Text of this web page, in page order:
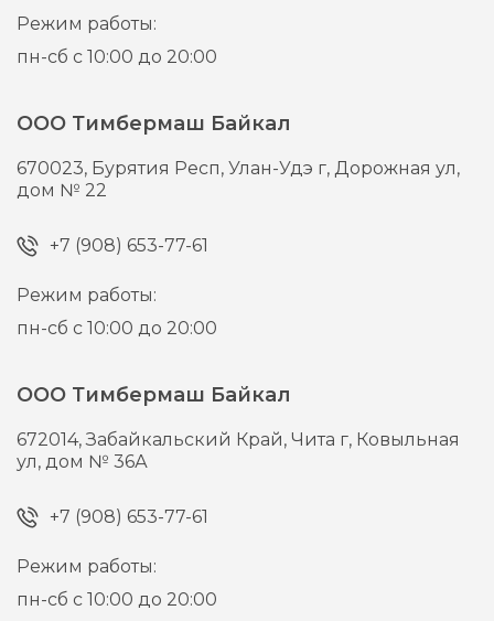
Режим работы:
пн-сб с 10:00 до 20:00
ООО Тимбермаш Байкал
670023, Бурятия Респ, Улан-Удэ г,Дорожная ул,
дом № 22
+7 (908) 653-77-61
Режим работы:
пн-сб с 10:00 до 20:00
ООО Тимбермаш Байкал
672014,Забайкальский Край, Чита г, Ковыльная
ул, дом № 36А
+7 (908) 653-77-61
Режим работы:
пн-сб с 10:00 до 20:00